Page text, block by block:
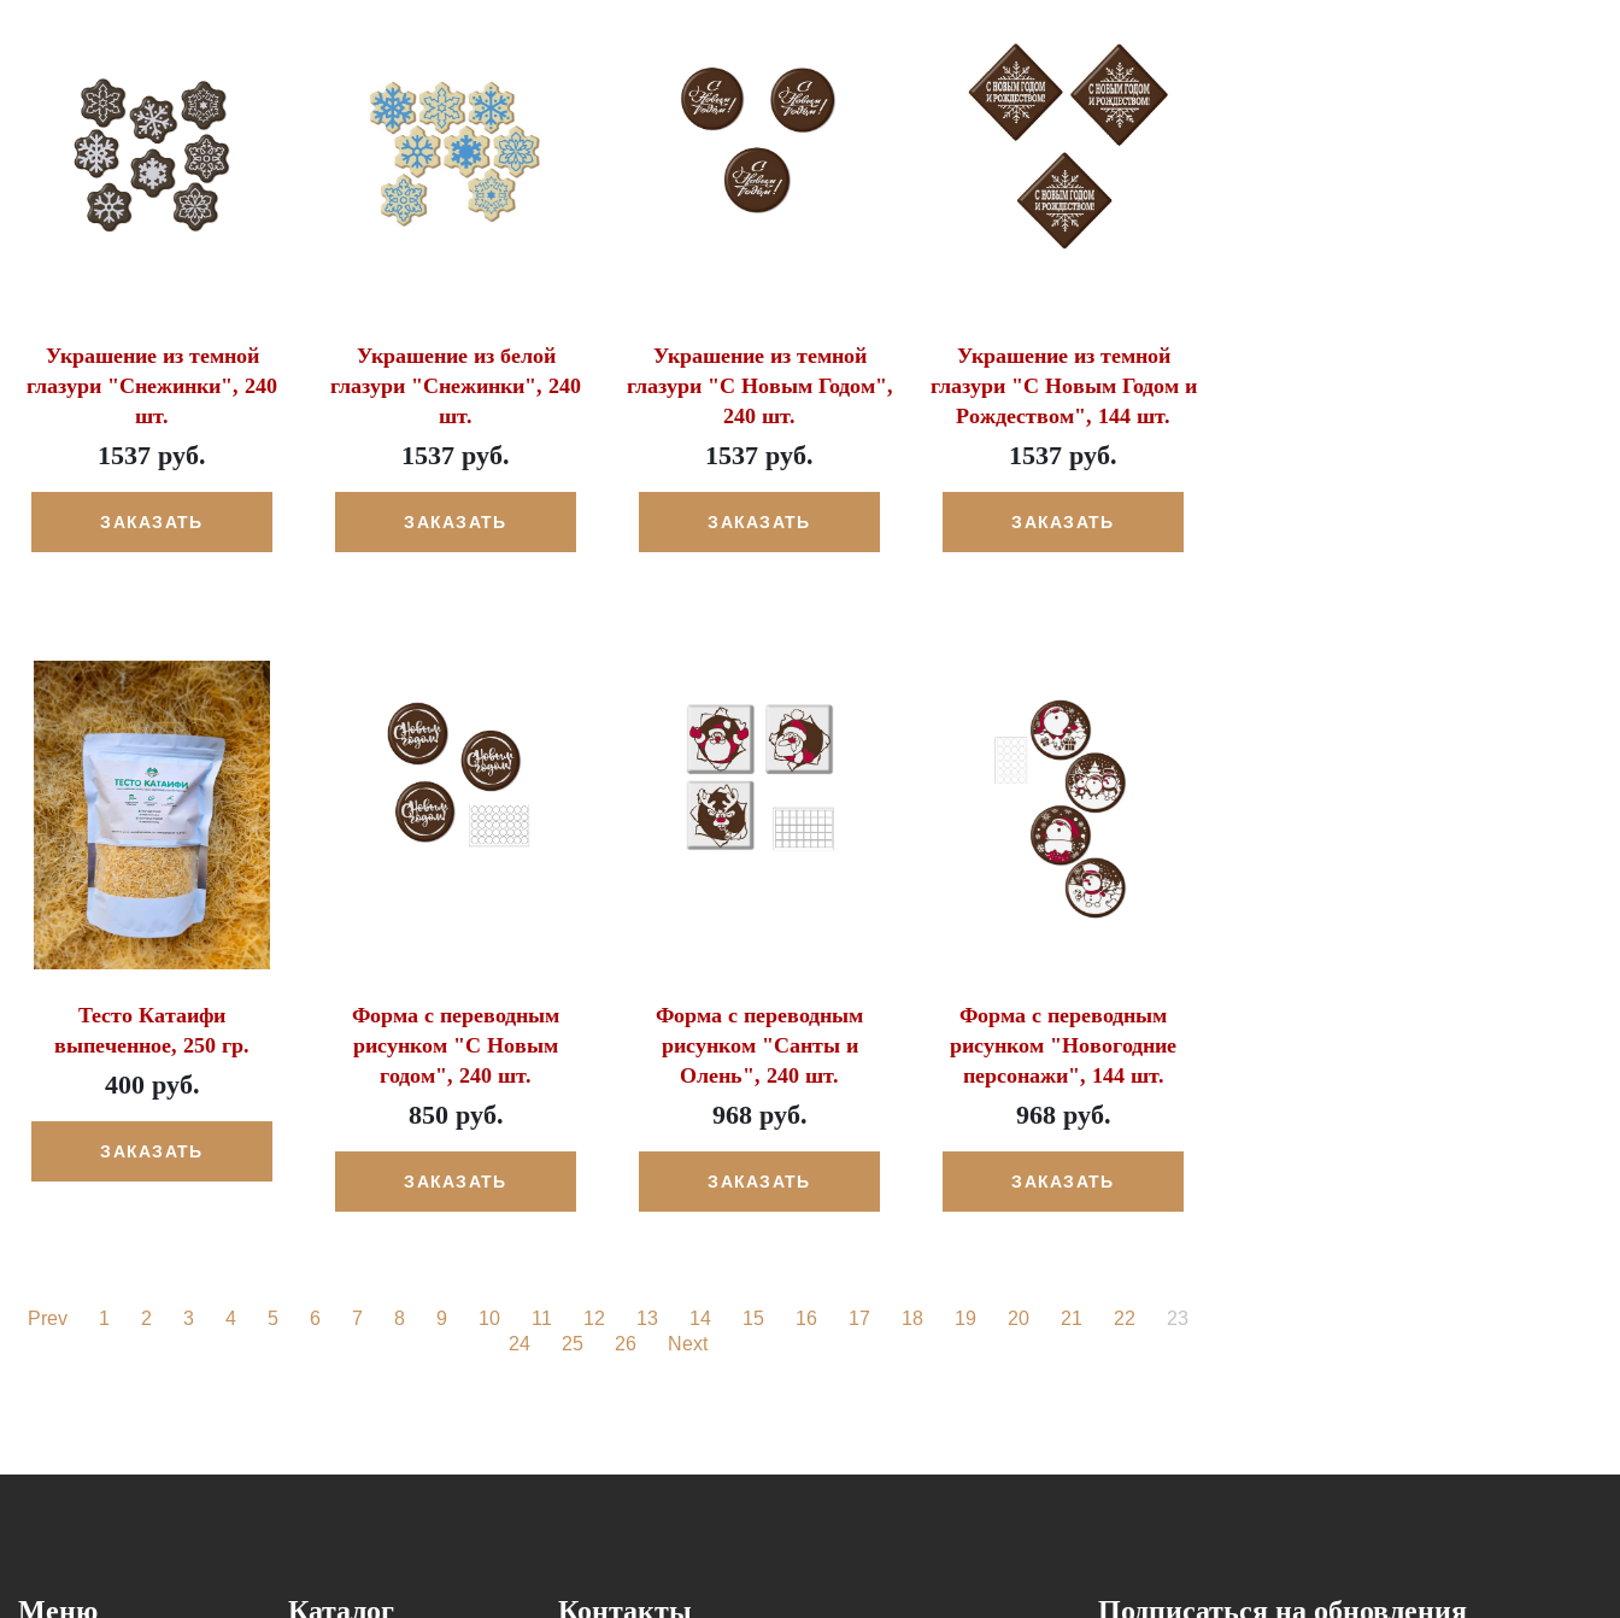
Украшение из темной
глазури "Снежинки", 240
шт.
1537 руб.
ЗАКАЗАТЬ
Украшение из белой
глазури "Снежинки", 240
шт.
1537 руб.
ЗАКАЗАТЬ
Украшение из темной
глазури "С Новым Годом",
240 шт.
1537 руб.
ЗАКАЗАТЬ
Украшение из темной
глазури "С Новым Годом и
Рождеством", 144 шт.
1537 руб.
ЗАКАЗАТЬ
Тесто Катаифи
выпеченное, 250 гр.
400 руб.
ЗАКАЗАТЬ
Форма с переводным
рисунком "С Новым
годом", 240 шт.
850 руб.
ЗАКАЗАТЬ
Форма с переводным
рисунком "Санты и
Олень", 240 шт.
968 руб.
ЗАКАЗАТЬ
Форма с переводным
рисунком "Новогодние
персонажи", 144 шт.
968 руб.
ЗАКАЗАТЬ
Prev 1 2 3 4 5 6 7 8 9 10 11 12 13 14 15 16 17 18 19 20 21 22
23
24
25 26 Next
Меню Каталог Контакты Подписаться на обновления